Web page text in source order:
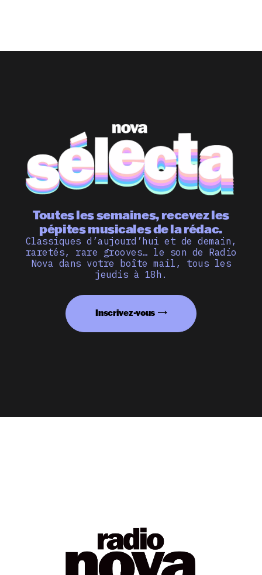
Toutes les semaines, recevez les
pépites musicales de la rédac.
Classiques d’aujourd’hui et de demain,
raretés, rare grooves… le son de Radio
Nova dans votre boîte mail, tous les
jeudis à 18h.
Inscrivez-vous